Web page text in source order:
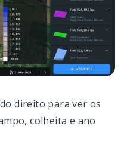
direito para ver os
colheita e ano